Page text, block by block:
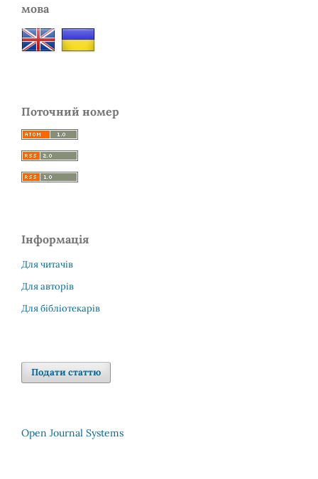
мова
Поточний номер
Інформація
Для читачів
Для авторів
Для бібліотекарів
Подати статтю
Open Journal Systems